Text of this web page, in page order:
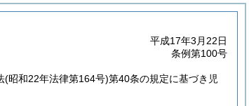
平成17年3月22日
条例第100号
(昭和22年法律第164号)第40条の規定に基づき児